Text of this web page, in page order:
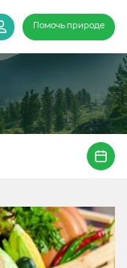
Помочь природе